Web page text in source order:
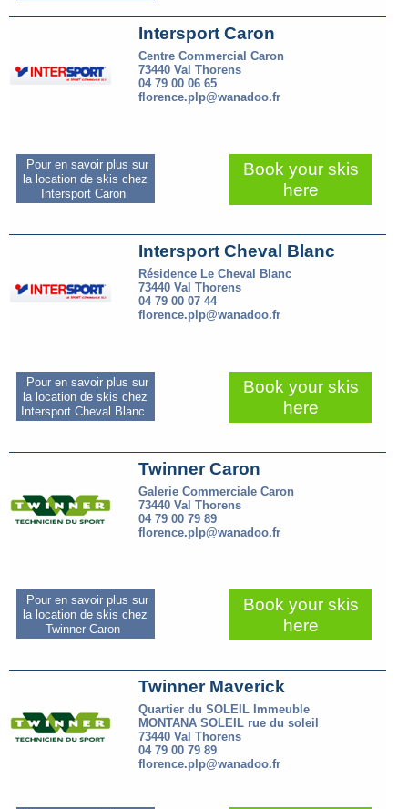
Intersport Caron
Centre Commercial Caron
73440 Val Thorens
04 79 00 06 65
florence.plp@wanadoo.fr
Pour en savoir plus sur
la location de skis chez
Intersport Caron
Book your skis
here
Intersport Cheval Blanc
Résidence Le Cheval Blanc
73440 Val Thorens
04 79 00 07 44
florence.plp@wanadoo.fr
Pour en savoir plus sur
la location de skis chez
Intersport Cheval Blanc
Book your skis
here
Twinner Caron
Galerie Commerciale Caron
73440 Val Thorens
04 79 00 79 89
florence.plp@wanadoo.fr
Pour en savoir plus sur
la location de skis chez
Twinner Caron
Book your skis
here
Twinner Maverick
Quartier du SOLEIL Immeuble
MONTANA SOLEIL rue du soleil
73440 Val Thorens
04 79 00 79 89
florence.plp@wanadoo.fr